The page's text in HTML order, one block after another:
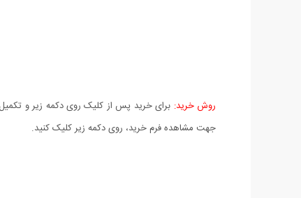
روش خرید: برای خرید پس از کلیک روی دکمه زیر و
جهت مشاهده فرم خرید، روی دکمه زیر کلیک کنید.